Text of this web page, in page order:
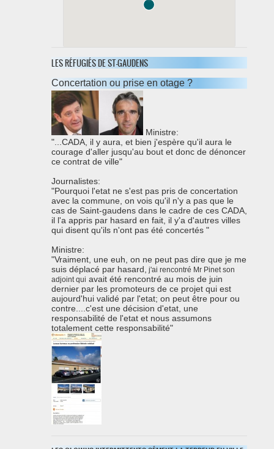
31800 saint-gaudens
0562001779
LES RÉFUGIÉS DE ST-GAUDENS
Concertation ou prise en otage ?
Ministre:
"...CADA, il y aura, et bien j'espère qu'il aura le
courage d'aller jusqu'au bout et donc de dénoncer
ce contrat de ville"
Journalistes:
"Pourquoi l'etat ne s'est pas pris de concertation
avec la commune, on vois qu'il n'y a pas que le
cas de Saint-gaudens dans le cadre de ces CADA,
il l'a appris par hasard en fait, il y'a d'autres villes
qui disent qu'ils n'ont pas été concertés "
Ministre:
"Vraiment, une euh, on ne peut pas dire que je me
suis déplacé par hasard, j'ai rencontré Mr Pinet son
adjoint qui avait été rencontré au mois de juin
dernier par les promoteurs de ce projet qui est
aujourd'hui validé par l'etat; on peut être pour ou
contre....c'est une décision d'etat, une
responsabilité de l'etat et nous assumons
totalement cette responsabilité"